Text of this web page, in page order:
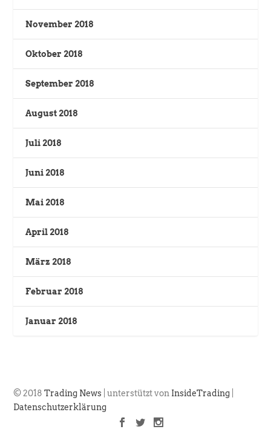
November 2018
Oktober 2018
September 2018
August 2018
Juli 2018
Juni 2018
Mai 2018
April 2018
März 2018
Februar 2018
Januar 2018
© 2018Trading News | unterstützt von InsideTrading
Datenschutzerklärung